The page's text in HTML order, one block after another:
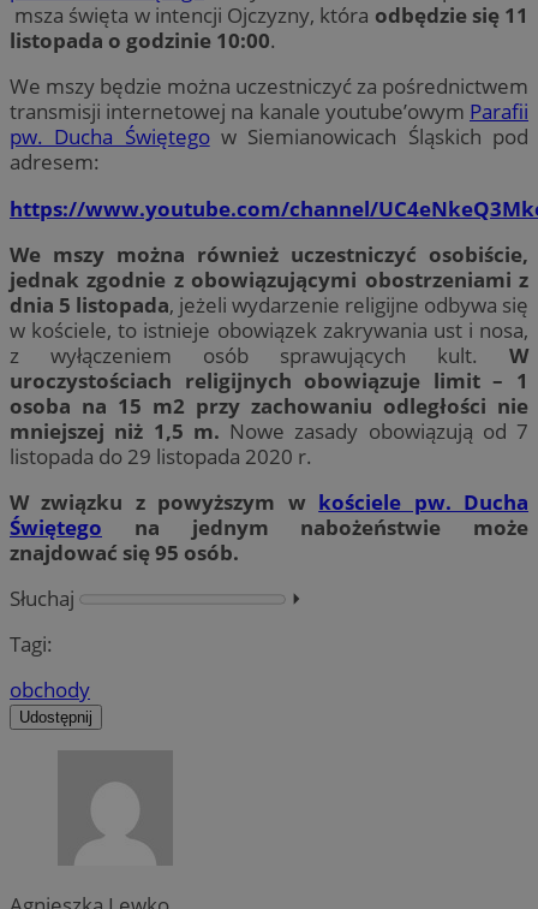
msza święta w intencji Ojczyzny, która odbędzie się 11
listopada o godzinie 10:00.
We mszy będzie można uczestniczyć za pośrednictwem
transmisji internetowej na kanale youtube’owym Parafii
pw. Ducha Świętegow Siemianowicach Śląskich pod
adresem:
https://www.youtube.com/channel/
We mszy można również uczestniczyć osobiście,
jednak zgodnie z obowiązującymi obostrzeniami z
dnia 5 listopada, jeżeli wydarzenie religijne odbywa się
w kościele, to istnieje obowiązek zakrywania ust i nosa,
z wyłączeniem osób sprawujących kult. W
uroczystościach religijnych obowiązuje limit – 1
osoba na 15 m2 przy zachowaniu odległości nie
mniejszej niż 1,5 m. Nowe zasady obowiązują od 7
listopada do 29 listopada 2020 r.
W związku z powyższym w kościele pw. Ducha
Świętego na jednym nabożeństwie może
znajdować się 95 osób.
Słuchaj
⏵︎
Tagi:
obchody
Udostępnij